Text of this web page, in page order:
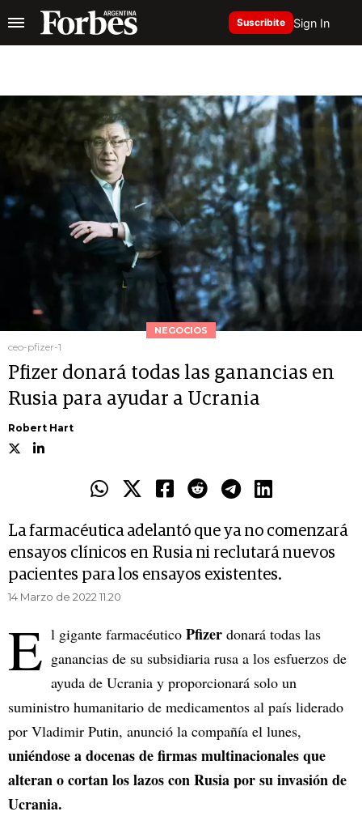
Suscribite Sign In
NEGOCIOS
ceo-pfizer-1
Pfizer donará todas las ganancias en
Rusia para ayudar a Ucrania
Robert Hart
La farmacéutica adelantó que ya no comenzará
ensayos clínicos en Rusia ni reclutará nuevos
pacientes para los ensayos existentes.
14 Marzo de 2022 11.20
E l gigante farmacéutico Pfizer donará todas las
ganancias de su subsidiaria rusa a los esfuerzos de
ayuda de Ucrania y proporcionará solo un
suministro humanitario de medicamentos al país liderado
por Vladimir Putin, anunció la compañía el lunes,
uniéndose a docenas de firmas multinacionales que
alteran o cortan los lazos con Rusia por su invasión de
Ucrania.